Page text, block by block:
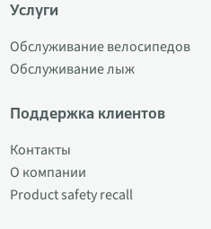
Услуги
Обслуживание велосипедов
Обслуживание лыж
Поддержка клиентов
Контакты
О компании
Product safety recall